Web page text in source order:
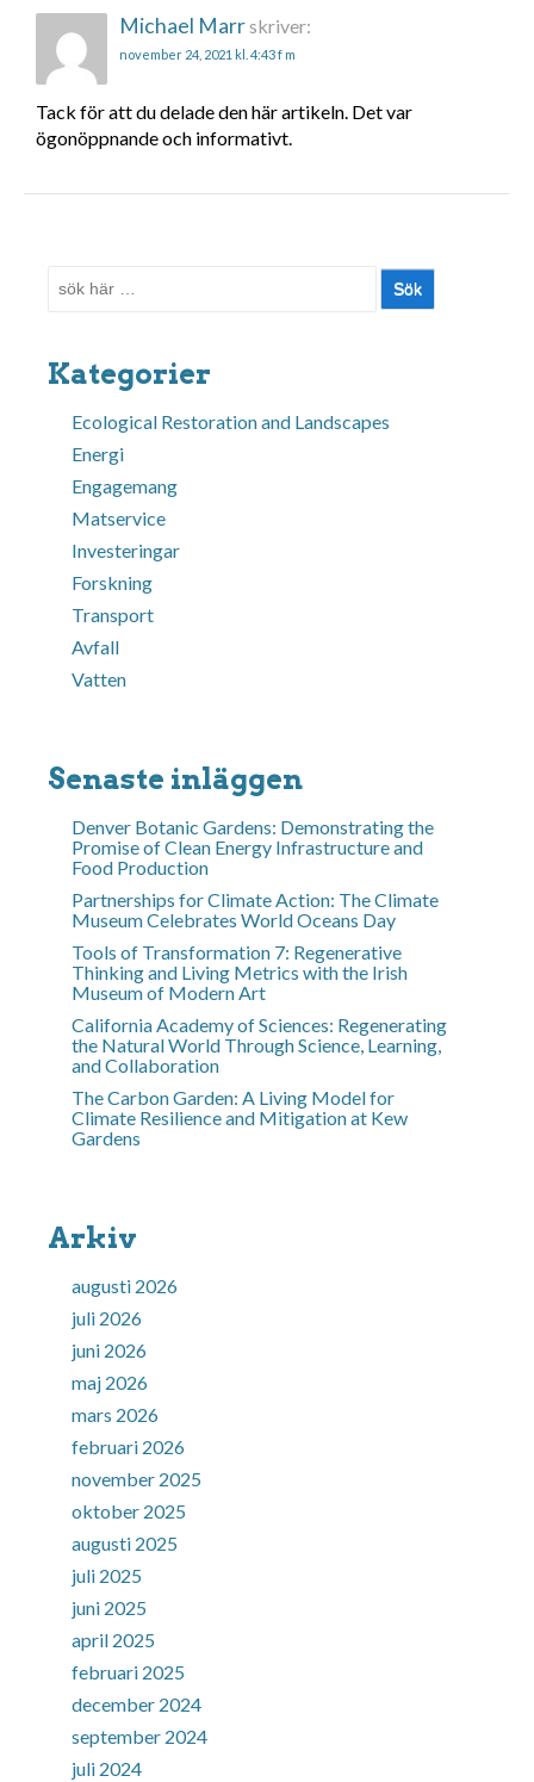
Michael Marrskriver:
november 24, 2021 kl. 4:43 f m
Tack för att du delade den här artikeln. Det var
ögonöppnande och informativt.
Sök
Kategorier
Ecological Restoration and Landscapes
Energi
Engagemang
Matservice
Investeringar
Forskning
Transport
Avfall
Vatten
Senaste inläggen
Denver Botanic Gardens: Demonstrating the
Promise of Clean Energy Infrastructure and
Food Production
Partnerships for Climate Action: The Climate
Museum Celebrates World Oceans Day
Tools of Transformation 7: Regenerative
Thinking and Living Metrics with the Irish
Museum of Modern Art
California Academy of Sciences: Regenerating
the Natural World Through Science, Learning,
and Collaboration
The Carbon Garden: A Living Model for
Climate Resilience and Mitigation at Kew
Gardens
Arkiv
augusti 2026
juli 2026
juni 2026
maj 2026
mars 2026
februari 2026
november 2025
oktober 2025
augusti 2025
juli 2025
juni 2025
april 2025
februari 2025
december 2024
september 2024
juli 2024